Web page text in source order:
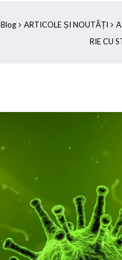
Blog ARTICOLE ȘI NOUTĂȚI
RIE CU